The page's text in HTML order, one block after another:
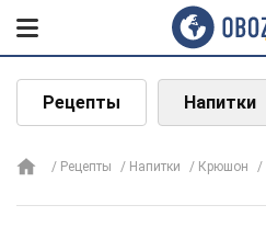
Рецепты Напитки
Рецепты Напитки Крюшон